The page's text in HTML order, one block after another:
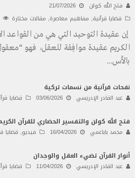
فتح الله كولن
21/07/2026
قضايا قرآنية, مفاهيم معاصرة, مقالات مختارة
إن عقيدة التوحيد التي هي من القواعد
الكريم عقيدة موافِقة للعقل، فهو
بالأس...
نفحات قرآنية من نسمات تركية
عبد القادر الإدريسي 03/06/2026 قضايا
فتح الله كولن والتفسير الحضاري للقرآن
محمد باباعمي 16/04/2026 فيديو, قضايا
أنوار القرآن تضيء العقل والوجدان
عبد القادر الإدريسي 11/04/2026 قضايا